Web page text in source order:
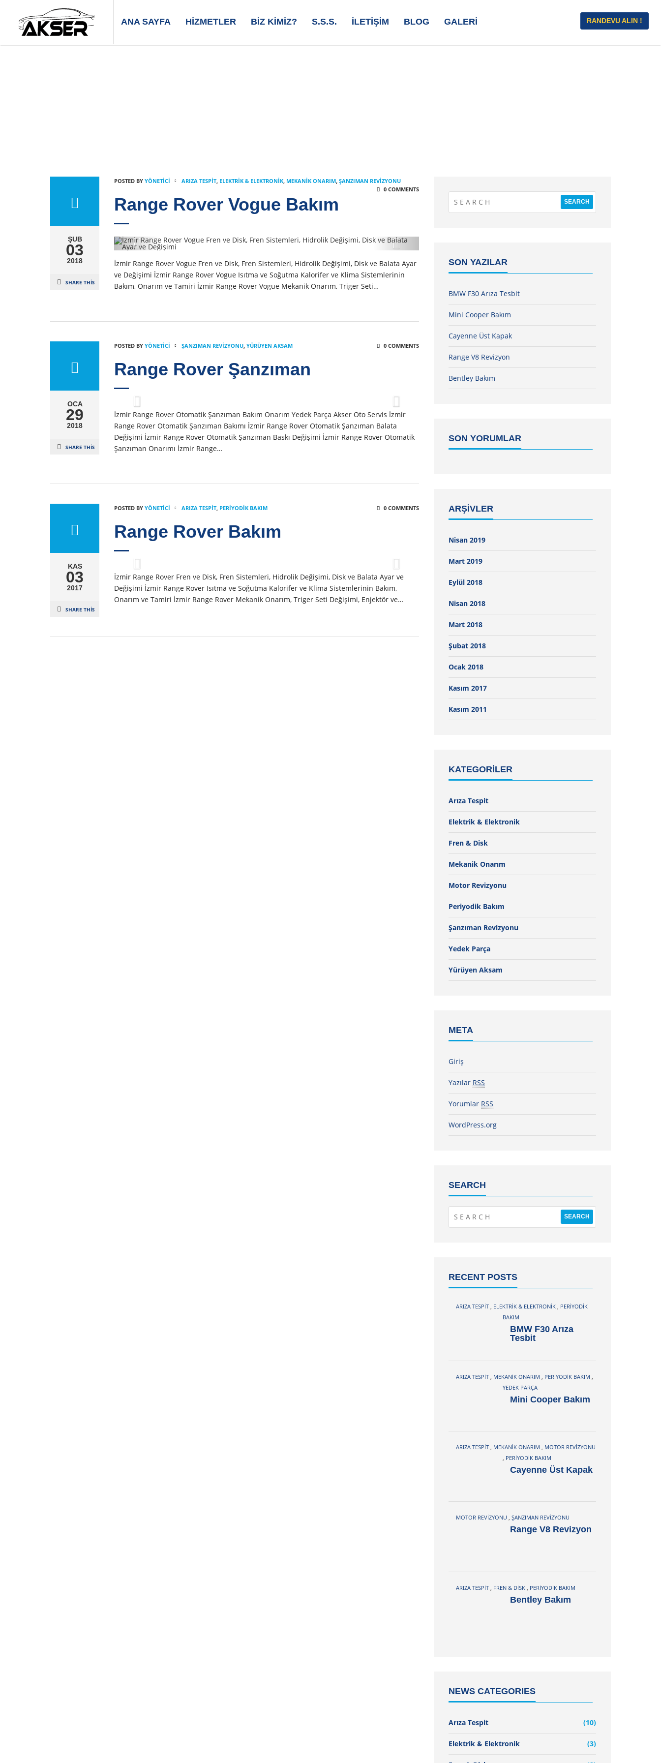
ANA SAYFA HIZMETLER BIZ KIMIZ? S.S.S. İLETIŞIM BLOG GALERI RANDEVU ALIN !
ŞUB
03
2018
SHARE THIS
POSTED BY YÖNETICI ARIZA TESPIT, ELEKTRIK & ELEKTRONIK, MEKANIK ONARIM, ŞANZIMAN REVIZYONU
0 COMMENTS
Range Rover Vogue Bakım
İzmir Range Rover Vogue Fren ve Disk, Fren Sistemleri, Hidrolik Değişimi, Disk ve Balata Ayar
ve Değişimi İzmir Range Rover Vogue Isıtma ve Soğutma Kalorifer ve Klima Sistemlerinin
Bakım, Onarım ve Tamiri İzmir Range Rover Vogue Mekanik Onarım, Triger Seti…
OCA
29
2018
SHARE THIS
POSTED BY YÖNETICI ŞANZIMAN REVIZYONU, YÜRÜYEN AKSAM 0 COMMENTS
Range Rover Şanzıman
İzmir Range Rover Otomatik Şanzıman Bakım Onarım Yedek Parça Akser Oto Servis İzmir
Range Rover Otomatik Şanzıman Bakımı İzmir Range Rover Otomatik Şanzıman Balata
Değişimi İzmir Range Rover Otomatik Şanzıman Baskı Değişimi İzmir Range Rover Otomatik
Şanzıman Onarımı İzmir Range…
KAS
03
2017
SHARE THIS
POSTED BY YÖNETICI ARIZA TESPIT, PERIYODIK BAKIM 0 COMMENTS
Range Rover Bakım
İzmir Range Rover Fren ve Disk, Fren Sistemleri, Hidrolik Değişimi, Disk ve Balata Ayar ve
Değişimi İzmir Range Rover Isıtma ve Soğutma Kalorifer ve Klima Sistemlerinin Bakım,
Onarım ve Tamiri İzmir Range Rover Mekanik Onarım, Triger Seti Değişimi, Enjektör ve…
SON YAZILAR
BMW F30 Arıza Tesbit
Mini Cooper Bakım
Cayenne Üst Kapak
Range V8 Revizyon
Bentley Bakım
SON YORUMLAR
ARŞIVLER
Nisan 2019
Mart 2019
Eylül 2018
Nisan 2018
Mart 2018
Şubat 2018
Ocak 2018
Kasım 2017
Kasım 2011
KATEGORILER
Arıza Tespit
Elektrik & Elektronik
Fren & Disk
Mekanik Onarım
Motor Revizyonu
Periyodik Bakım
Şanzıman Revizyonu
Yedek Parça
Yürüyen Aksam
META
Giriş
Yazılar RSS
Yorumlar RSS
WordPress.org
SEARCH
RECENT POSTS
ARIZA TESPIT , ELEKTRIK & ELEKTRONIK , PERIYODIK
BAKIM
BMW F30 Arıza
Tesbit
ARIZA TESPIT , MEKANIK ONARIM , PERIYODIK BAKIM ,
YEDEK PARÇA
Mini Cooper Bakım
ARIZA TESPIT , MEKANIK ONARIM , MOTOR REVIZYONU
, PERIYODIK BAKIM
Cayenne Üst Kapak
MOTOR REVIZYONU , ŞANZIMAN REVIZYONU
Range V8 Revizyon
ARIZA TESPIT , FREN & DISK , PERIYODIK BAKIM
Bentley Bakım
NEWS CATEGORIES
Arıza Tespit (10)
Elektrik & Elektronik (3)